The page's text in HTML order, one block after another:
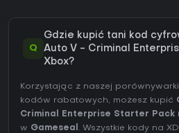
Q
Gdzie kupić tani kod
Auto V - Criminal
Xbox?
Korzystając z naszej
kodów rabatowych, możesz kupić
Criminal Enterprise Starter Pack
w Gameseal . Wszystkie kody na